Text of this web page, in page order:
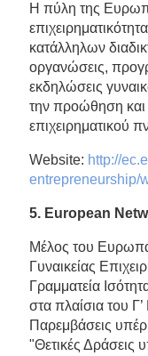
Η πύλη της
κατάλληλων
οργανώσεις,
εκδηλώσεις
την προώθηση και
επιχειρηματικού
Website: http://
entrepreneurship/
5. European
Μέλος του
Γυναικείας
Γραμματεία
στα πλαίσια του
Παρεμβάσεις
"Θετικές Δράσεις